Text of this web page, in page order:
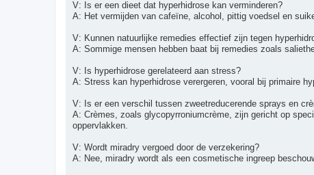
V: Is er een dieet dat hyperhidrose kan verminderen?
A: Het vermijden van cafeïne, alcohol, pittig voedsel en
V: Kunnen natuurlijke remedies effectief zijn tegen
A: Sommige mensen hebben baat bij remedies zoals
V: Is hyperhidrose gerelateerd aan stress?
A: Stress kan hyperhidrose verergeren, vooral bij primaire
V: Is er een verschil tussen zweetreducerende sprays en
A: Crèmes, zoals glycopyrroniumcrème, zijn gericht op
oppervlakken.
V: Wordt miradry vergoed door de verzekering?
A: Nee, miradry wordt als een cosmetische ingreep